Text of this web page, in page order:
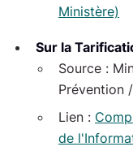
Ministère)
Sur la
Source :
Prévention
Lien :
de